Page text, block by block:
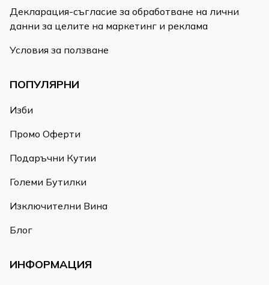
Декларация-съгласие за обработване на лични
данни за целите на маркетинг и реклама
Условия за ползване
ПОПУЛЯРНИ
Изби
Промо Оферти
Подаръчни Кутии
Големи Бутилки
Изключителни Вина
Блог
ИНФОРМАЦИЯ